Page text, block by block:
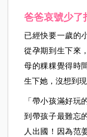
爸爸哀號少了
已經快要一歲的
從孕期到生下來
母的粿粿覺得時
生下她，沒想到
「帶小孩滿好玩
到帶孩子最難忘
人出國！因為范